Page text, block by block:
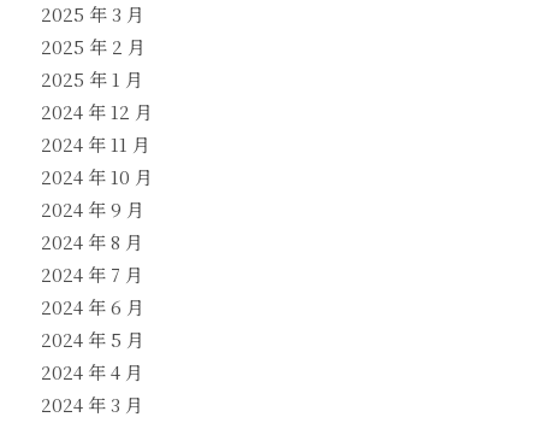
2025 年 3 月
2025 年 2 月
2025 年 1 月
2024 年 12 月
2024 年 11 月
2024 年 10 月
2024 年 9 月
2024 年 8 月
2024 年 7 月
2024 年 6 月
2024 年 5 月
2024 年 4 月
2024 年 3 月